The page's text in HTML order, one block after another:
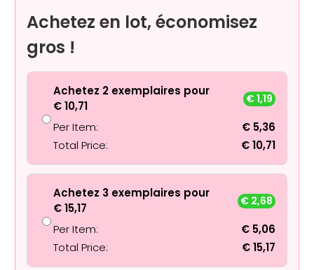
Achetez en lot, économisez
gros !
Achetez 2 exemplaires pour
€10,71
€1,19
Per Item: € 5,36
Total Price:
€10,71
Achetez 3 exemplaires pour
€15,17
€ 2,68
Per Item: € 5,06
Total Price:
€15,17